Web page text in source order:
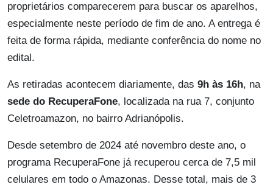
proprietários comparecerem para buscar os aparelhos,
especialmente neste período de fim de ano. A entrega é
feita de forma rápida, mediante conferência do nome no
edital.
As retiradas acontecem diariamente, das 9h às 16h, na
sede do RecuperaFone, localizada na rua 7, conjunto
Celetroamazon, no bairro Adrianópolis.
Desde setembro de 2024 até novembro deste ano, o
programa RecuperaFone já recuperou cerca de 7,5 mil
celulares em todo o Amazonas. Desse total, mais de 3